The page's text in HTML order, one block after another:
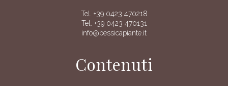
Tel. +39 0423 470218
Tel. +39 0423 470131
info@bessicapiante.it
Contenuti